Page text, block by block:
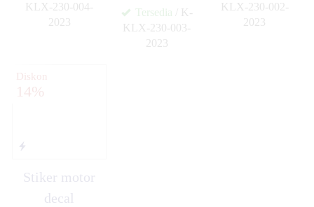
KLX-230-004-
2023
Tersedia / K-
KLX-230-003-
2023
KLX-230-002-
2023
Diskon
14%
Stiker motor
decal